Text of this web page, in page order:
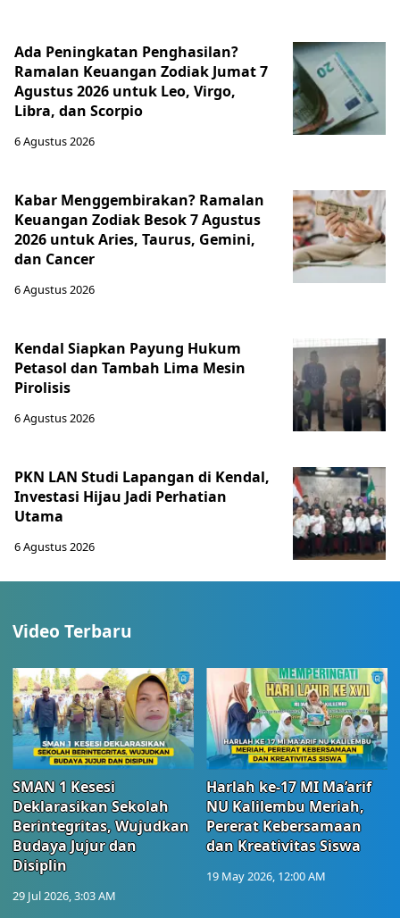
Ada Peningkatan Penghasilan?
Ramalan Keuangan Zodiak Jumat 7
Agustus 2026 untuk Leo, Virgo,
Libra, dan Scorpio
6 Agustus 2026
Kabar Menggembirakan? Ramalan
Keuangan Zodiak Besok 7 Agustus
2026 untuk Aries, Taurus, Gemini,
dan Cancer
6 Agustus 2026
Kendal Siapkan Payung Hukum
Petasol dan Tambah Lima Mesin
Pirolisis
6 Agustus 2026
PKN LAN Studi Lapangan di Kendal,
Investasi Hijau Jadi Perhatian
Utama
6 Agustus 2026
Video Terbaru
SMAN 1 Kesesi
Deklarasikan Sekolah
Berintegritas, Wujudkan
Budaya Jujur dan
Disiplin
29 Jul 2026, 3:03 AM
Harlah ke-17 MI Ma’arif
NU Kalilembu Meriah,
Pererat Kebersamaan
dan Kreativitas Siswa
19 May 2026, 12:00 AM